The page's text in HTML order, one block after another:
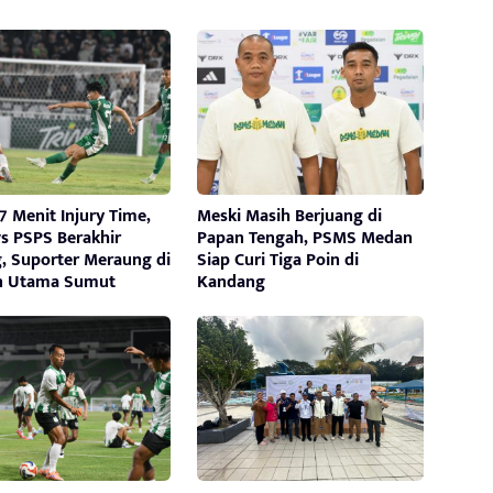
Menit Injury Time,
PSPS Berakhir
Suporter Meraung di
Utama Sumut
Meski Masih Berjuang di
Papan Tengah, PSMS Medan
Siap Curi Tiga Poin di
Kandang